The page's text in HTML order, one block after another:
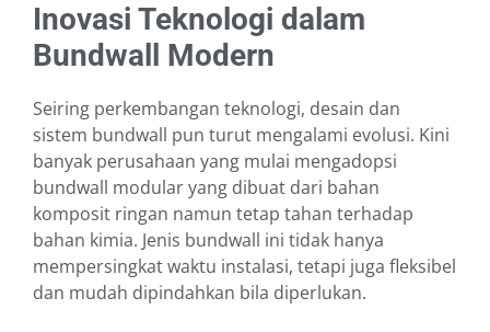
Inovasi Teknologi dalam
Bundwall Modern
Seiring perkembangan teknologi, desain dan
sistem bundwall pun turut mengalami evolusi. Kini
banyak perusahaan yang mulai mengadopsi
bundwall modular yang dibuat dari bahan
komposit ringan namun tetap tahan terhadap
bahan kimia. Jenis bundwall ini tidak hanya
mempersingkat waktu instalasi, tetapi juga fleksibel
dan mudah dipindahkan bila diperlukan.